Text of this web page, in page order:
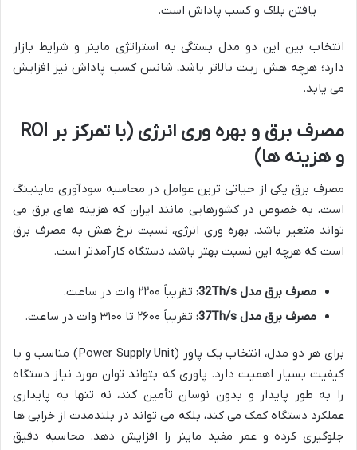
یافتن بلاک و کسب پاداش است.
انتخاب بین این دو مدل بستگی به استراتژی ماینر و شرایط بازار
دارد؛ هرچه هش ریت بالاتر باشد، شانس کسب پاداش نیز افزایش
می یابد.
مصرف برق و بهره وری انرژی (با تمرکز بر ROI
و هزینه ها)
مصرف برق یکی از حیاتی ترین عوامل در محاسبه سودآوری ماینینگ
است، به خصوص در کشورهایی مانند ایران که هزینه های برق می
تواند متغیر باشد. بهره وری انرژی، نسبت نرخ هش به مصرف برق
است که هرچه این نسبت بهتر باشد، دستگاه کارآمدتر است.
مصرف برق مدل 32Th/s:
تقریباً ۲۲۰۰ وات در ساعت.
مصرف برق مدل 37Th/s:
تقریباً ۲۶۰۰ تا ۳۱۰۰ وات در ساعت.
برای هر دو مدل، انتخاب یک پاور (Power Supply Unit) مناسب و با
کیفیت بسیار اهمیت دارد. پاوری که بتواند توان مورد نیاز دستگاه
را به طور پایدار و بدون نوسان تأمین کند، نه تنها به پایداری
عملکرد دستگاه کمک می کند، بلکه می تواند در بلندمدت از خرابی ها
جلوگیری کرده و عمر مفید ماینر را افزایش دهد. محاسبه دقیق